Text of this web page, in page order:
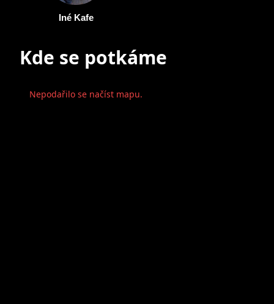
Iné Kafe
Kde se potkáme
Nepodařilo se načíst mapu.